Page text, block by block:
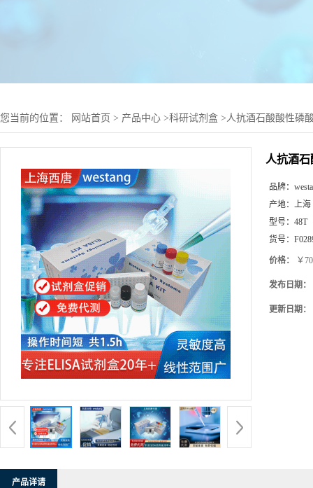
您当前的位置： 网站首页 > 产品中心 >科研试剂盒 >人抗酒石酸酸性磷
人抗酒
品牌：
产地： 上海
型号： 48T
货号：
价格： ￥
发布日期：
更新日期：
产品详请